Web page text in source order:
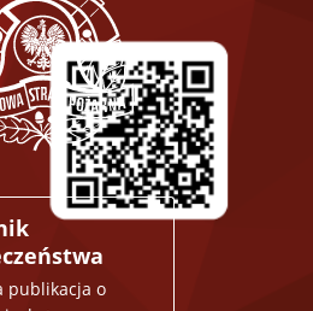
publikacja o